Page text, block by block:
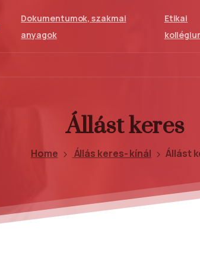
Dokumentumok, szakmai
anyagok
Etikai
Állástkeres
Home Állás keres- kínál Állást